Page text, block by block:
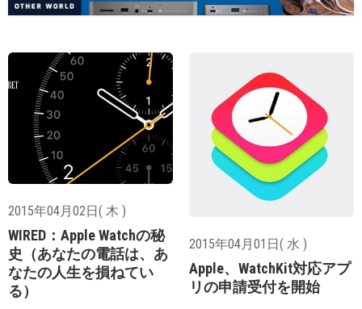
2015年04月02日( 木 )
WIRED：Apple Watchの秘
史（あなたの電話は、あ
なたの人生を損ねてい
る）
2015年04月01日( 水 )
Apple、WatchKit対応アプ
リの申請受付を開始